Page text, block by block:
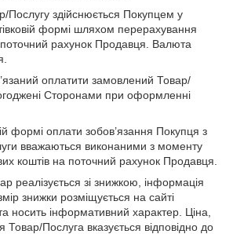
Послугу здійснюється Покупцем у
формі шляхом перерахування
рахунок Продавця. Валюта
оплатити замовлений Товар/
Сторонами при оформленні
формі оплати зобов’язання Покупця з
вважаються виконаними з моменту
коштів на поточний рахунок Продавця.
реалізується зі знижкою, інформація
знижки розміщується на сайті
носить інформативний характер. Ціна,
Товар/Послуга вказується відповідно до